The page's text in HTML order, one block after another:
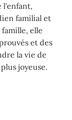
l'enfant,
familial et
elle
et des
la vie de
joyeuse.